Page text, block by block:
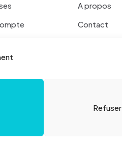
Refuser
de cookies
A propos
Contact